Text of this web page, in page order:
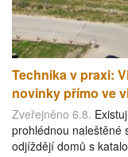
Technika v praxi:
novinky přímo ve
Zveřejněno 6.8.
prohlédnou naleštěné
odjíždějí domů s